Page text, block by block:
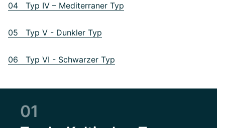
04 Typ IV – Mediterraner Typ
05 Typ V - Dunkler Typ
06 Typ VI - Schwarzer Typ
01